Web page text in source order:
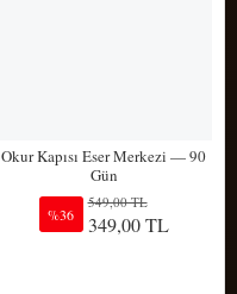
Okur Kapısı Eser Merkezi — 90
Gün
%36
549,00 TL
349,00 TL